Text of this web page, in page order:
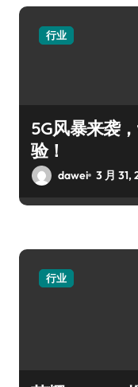
行业
5G风暴来袭
验！
dawei 3 月 31,
行业